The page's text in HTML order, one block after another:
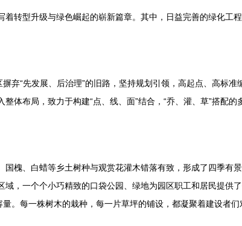
转型升级与绿色崛起的崭新篇章。其中，日益完善的绿化工
弃“先发展、后治理”的旧路，坚持规划引领，高起点、高标准
体布局，致力于构建“点、线、面”结合，“乔、灌、草”搭配的
槐、白蜡等乡土树种与观赏花灌木错落有致，形成了四季有
，一个个小巧精致的口袋公园、绿地为园区职工和居民提供了
。每一株树木的栽种，每一片草坪的铺设，都凝聚着建设者